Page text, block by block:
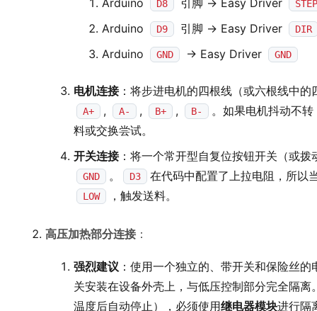
Arduino D8 引脚 -> Easy Driver STEP
Arduino D9 引脚 -> Easy Driver DIR
Arduino GND -> Easy Driver GND
电机连接：将步进电机的四根线（或六根线中
A+ , A- , B+ , B-
。如果电机抖动不
料或交换尝试。
开关连接：将一个常开型自复位按钮开关（或
GND 。 D3 在代码中配置了上拉电阻，所以
LOW ，触发送料。
高压加热部分连接 ：
强烈建议 ：使用一个独立的、带开关和保险丝
关安装在设备外壳上，与低压控制部分完全隔
温度后自动停止），必须使用继电器模块进行隔